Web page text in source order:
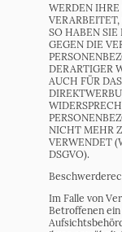
WERDEN IHRE
SO HABEN SIE
GEGEN DIE
DERARTIGER
AUCH FÜR
NICHT MEHR
VERWENDET
DSGVO).
Im Falle von
Betroffenen